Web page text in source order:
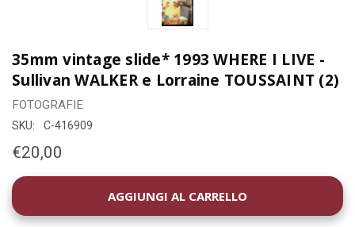
35mm vintage slide* 1993 WHERE I LIVE -
Sullivan WALKER e Lorraine TOUSSAINT (2)
FOTOGRAFIE
SKU: C-416909
€20,00
DISPONIBILITÀ
ATTUALE: